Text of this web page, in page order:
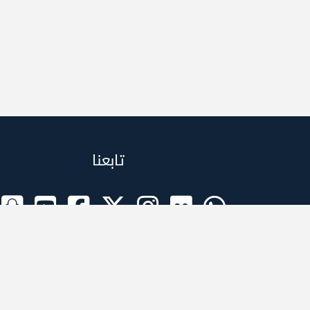
تابعنا